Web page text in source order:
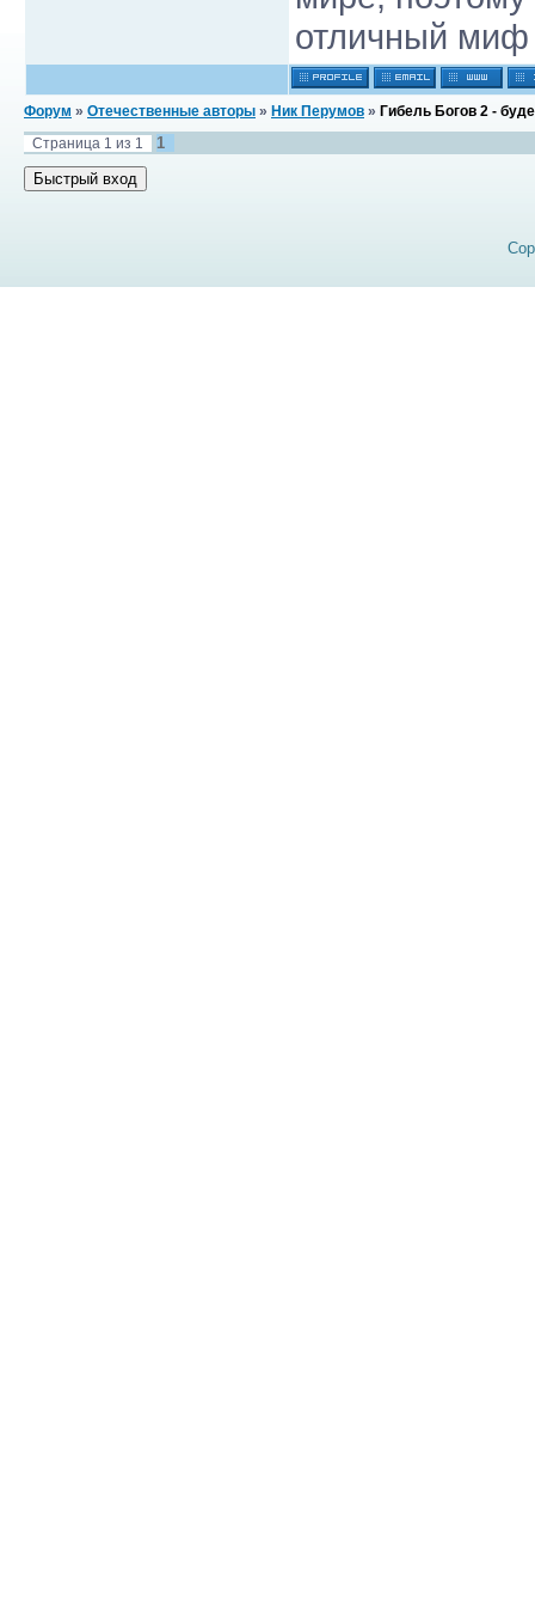
отличный миф
Форум » Отечественные авторы » Ник Перумов » Гибель Богов 2 -
Страница 1 из 1 1